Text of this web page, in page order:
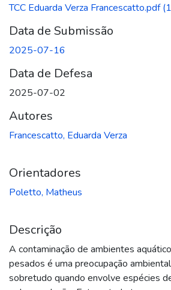
TCC Eduarda Verza Francescatto.pdf
Data de Submissão
2025-07-16
Data de Defesa
2025-07-02
Autores
Francescatto, Eduarda Verza
Orientadores
Poletto, Matheus
Descrição
A contaminação de ambientes
pesados é uma preocupação
sobretudo quando envolve espécies